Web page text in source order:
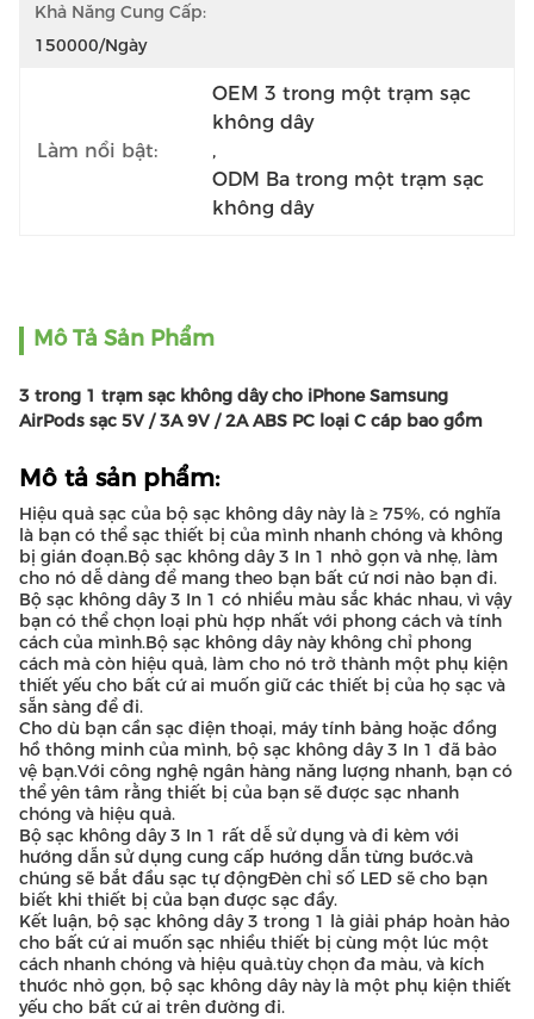
Khả Năng Cung Cấp:
150000/Ngày
Làm nổi bật:
OEM 3 trong một trạm sạc
không dây
,
ODM Ba trong một trạm sạc
không dây
Mô Tả Sản Phẩm
3 trong 1 trạm sạc không dây cho iPhone Samsung
AirPods sạc 5V / 3A 9V / 2A ABS PC loại C cáp bao gồm
Mô tả sản phẩm:
Hiệu quả sạc của bộ sạc không dây này là ≥ 75%, có nghĩa
là bạn có thể sạc thiết bị của mình nhanh chóng và không
bị gián đoạn.Bộ sạc không dây 3 In 1 nhỏ gọn và nhẹ, làm
cho nó dễ dàng để mang theo bạn bất cứ nơi nào bạn đi.
Bộ sạc không dây 3 In 1 có nhiều màu sắc khác nhau, vì vậy
bạn có thể chọn loại phù hợp nhất với phong cách và tính
cách của mình.Bộ sạc không dây này không chỉ phong
cách mà còn hiệu quả, làm cho nó trở thành một phụ kiện
thiết yếu cho bất cứ ai muốn giữ các thiết bị của họ sạc và
sẵn sàng để đi.
Cho dù bạn cần sạc điện thoại, máy tính bảng hoặc đồng
hồ thông minh của mình, bộ sạc không dây 3 In 1 đã bảo
vệ bạn.Với công nghệ ngân hàng năng lượng nhanh, bạn có
thể yên tâm rằng thiết bị của bạn sẽ được sạc nhanh
chóng và hiệu quả.
Bộ sạc không dây 3 In 1 rất dễ sử dụng và đi kèm với
hướng dẫn sử dụng cung cấp hướng dẫn từng bước.và
chúng sẽ bắt đầu sạc tự độngĐèn chỉ số LED sẽ cho bạn
biết khi thiết bị của bạn được sạc đầy.
Kết luận, bộ sạc không dây 3 trong 1 là giải pháp hoàn hảo
cho bất cứ ai muốn sạc nhiều thiết bị cùng một lúc một
cách nhanh chóng và hiệu quả.tùy chọn đa màu, và kích
thước nhỏ gọn, bộ sạc không dây này là một phụ kiện thiết
yếu cho bất cứ ai trên đường đi.